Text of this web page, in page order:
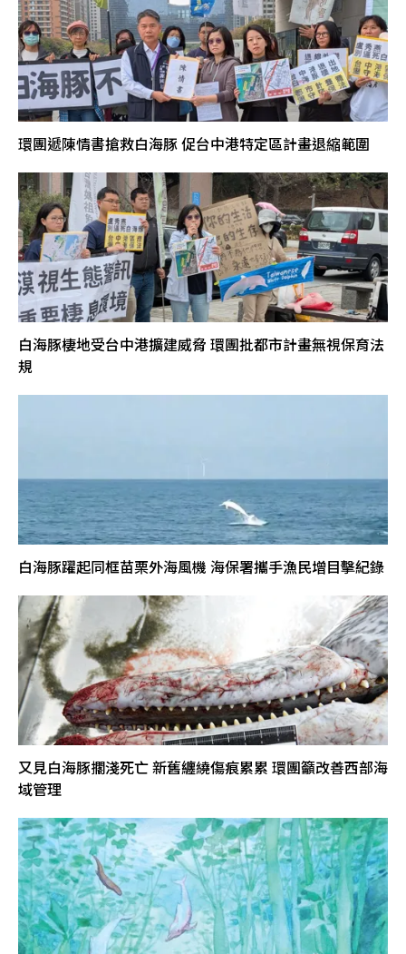
環團遞陳情書搶救白海豚 促台中港特定區計畫退縮範圍
白海豚棲地受台中港擴建威脅 環團批都市計畫無視保育法
規
白海豚躍起同框苗栗外海風機 海保署攜手漁民增目擊紀錄
又見白海豚擱淺死亡 新舊纏繞傷痕累累 環團籲改善西部海
域管理